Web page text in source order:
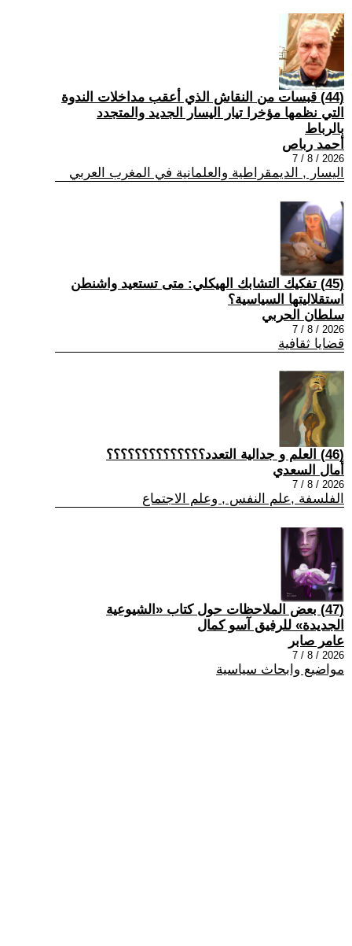
(44) قبسات من النقاش الذي أعقب مداخلات الندوة
التي نظمها مؤخرا تيار اليسار الجديد والمتجدد
بالرباط
أحمد رباص
2026 / 8 / 7
اليسار , الديمقراطية والعلمانية في المغرب العربي
(45) تفكيك التشابك الهيكلي: متى تستعيد واشنطن
استقلاليتها السياسية؟
سلطان الحربي
2026 / 8 / 7
قضايا ثقافية
(46) العلم و جدالية التعدد؟؟؟؟؟؟؟؟؟؟؟؟؟؟
أمال السعدي
2026 / 8 / 7
الفلسفة ,علم النفس , وعلم الاجتماع
(47) بعض الملاحظات حول كتاب «الشيوعية
الجديدة» للرفيق آسو كمال
عامر صابر
2026 / 8 / 7
مواضيع وابحاث سياسية